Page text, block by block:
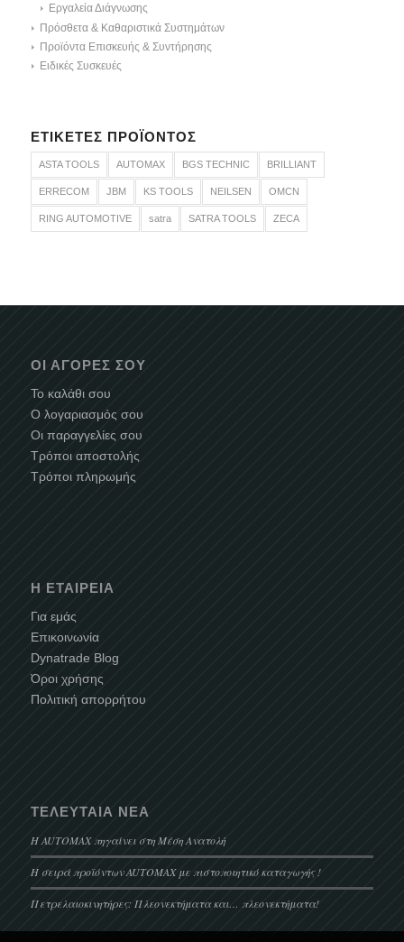
Εργαλεία Διάγνωσης
Πρόσθετα & Καθαριστικά Συστημάτων
Προϊόντα Επισκευής & Συντήρησης
Ειδικές Συσκευές
ΕΤΙΚΈΤΕΣ ΠΡΟΪΌΝΤΟΣ
ASTA TOOLS AUTOMAX BGS TECHNIC BRILLIANT
ERRECOM JBM KS TOOLS NEILSEN OMCN
RING AUTOMOTIVE satra SATRA TOOLS ZECA
ΟΙ ΑΓΟΡΈΣ ΣΟΥ
Το καλάθι σου
Ο λογαριασμός σου
Οι παραγγελίες σου
Τρόποι αποστολής
Τρόποι πληρωμής
Η ΕΤΑΙΡΕΊΑ
Για εμάς
Επικοινωνία
Dynatrade Blog
Όροι χρήσης
Πολιτική απορρήτου
ΤΕΛΕΥΤΑΊΑ ΝΈΑ
Η AUTOMAX πηγαίνει στη Μέση Ανατολή
Η σειρά προϊόντων AUTOMAX με πιστοποιητικό καταγωγής !
Πετρελαιοκινητήρες: Πλεονεκτήματα και… πλεονεκτήματα!